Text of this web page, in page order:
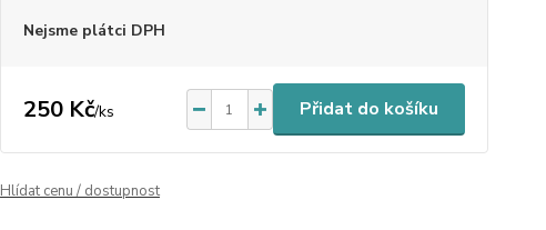
Nejsme plátci DPH
250 Kč/ks Přidat do košíku
Hlídat cenu / dostupnost